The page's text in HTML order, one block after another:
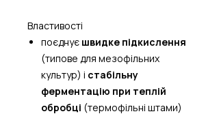
Властивості
поєднує швидке підкислення
(типове для мезофільних
культур) і стабільну
ферментацію при теплій
обробці (термофільні штами)